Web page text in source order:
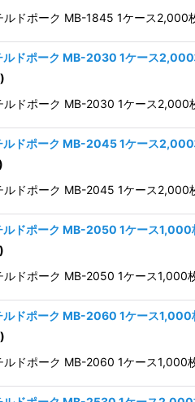
ルドポーク MB-1845 1ケース
ルドポーク MB-2030 1ケース2,000
ルドポーク MB-2030 1ケース
ルドポーク MB-2045 1ケース2,000
ルドポーク MB-2045 1ケース
ルドポーク MB-2050 1ケース1,000
ルドポーク MB-2050 1ケース
ルドポーク MB-2060 1ケース1,000
ルドポーク MB-2060 1ケース